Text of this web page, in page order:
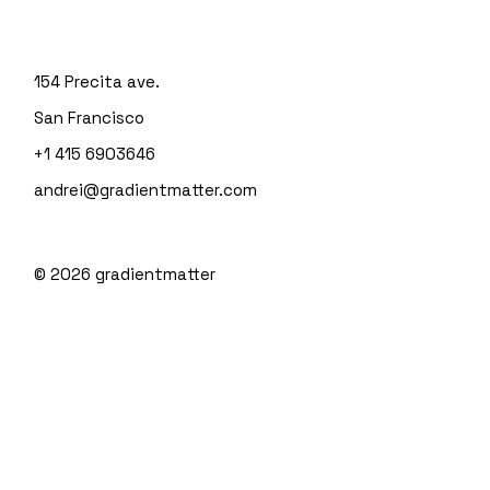
154 Precita ave.
San Francisco
+1 415 6903646
andrei@gradientmatter.com
© 2026gradientmatter